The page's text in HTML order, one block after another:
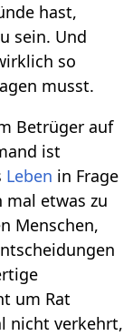
hast,
sein. Und
so
musst.
Betrüger auf
ist
Leben in Frage
mal etwas zu
Menschen,
um Rat
nicht verkehrt,